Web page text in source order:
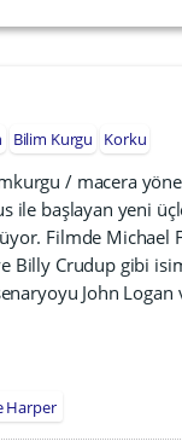
Bilim Kurgu Korku
/ macera
ile başlayan yeni
Filmde Michael
Billy Crudup gibi
John
Harper